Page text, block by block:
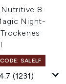
Nutritive 8-
Night-
SALELF
4.7 (1231)